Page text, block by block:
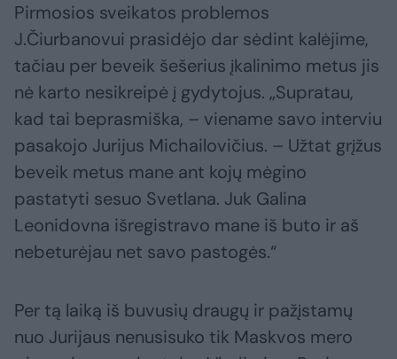
Pirmosios sveikatos problemos
J.Čiurbanovui prasidėjo dar sėdint kalėjime,
tačiau per beveik šešerius įkalinimo metus jis
nė karto nesikreipė į gydytojus. „Supratau,
kad tai beprasmiška, – viename savo interviu
pasakojo Jurijus Michailovičius. – Užtat grįžus
beveik metus mane ant kojų mėgino
pastatyti sesuo Svetlana. Juk Galina
Leonidovna išregistravo mane iš buto ir aš
nebeturėjau net savo pastogės.“
Per tą laiką iš buvusių draugų ir pažįstamų
nuo Jurijaus nenusisuko tik Maskvos mero